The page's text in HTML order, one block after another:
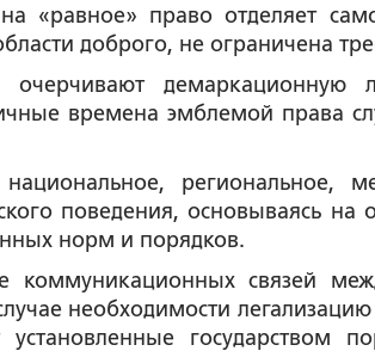
«равное» право отделяет
доброго, не ограничена
очерчивают
времена эмблемой права
региональное,
поведения, основываясь на
норм и порядков.
коммуникационных связей
необходимости
государством